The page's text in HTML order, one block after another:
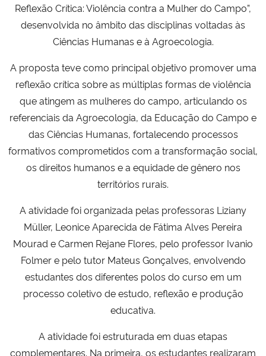
Ministério da Mulher, da Família e dos Direitos Humanos
Secretaria de Governo
Gabinete de Segurança Institucional
Advocacia-Geral da União
Planalto
Reflexão Crítica: Violência contra a Mulher do Campo”,
desenvolvida no âmbito das disciplinas voltadas às
Ciências Humanas e à Agroecologia.
A proposta teve como principal objetivo promover uma
reflexão crítica sobre as múltiplas formas de violência
que atingem as mulheres do campo, articulando os
referenciais da Agroecologia, da Educação do Campo e
das Ciências Humanas, fortalecendo processos
formativos comprometidos com a transformação social,
os direitos humanos e a equidade de gênero nos
territórios rurais.
A atividade foi organizada pelas professoras Liziany
Müller, Leonice Aparecida de Fátima Alves Pereira
Mourad e Carmen Rejane Flores, pelo professor Ivanio
Folmer e pelo tutor Mateus Gonçalves, envolvendo
estudantes dos diferentes polos do curso em um
processo coletivo de estudo, reflexão e produção
educativa.
A atividade foi estruturada em duas etapas
complementares. Na primeira, os estudantes realizaram